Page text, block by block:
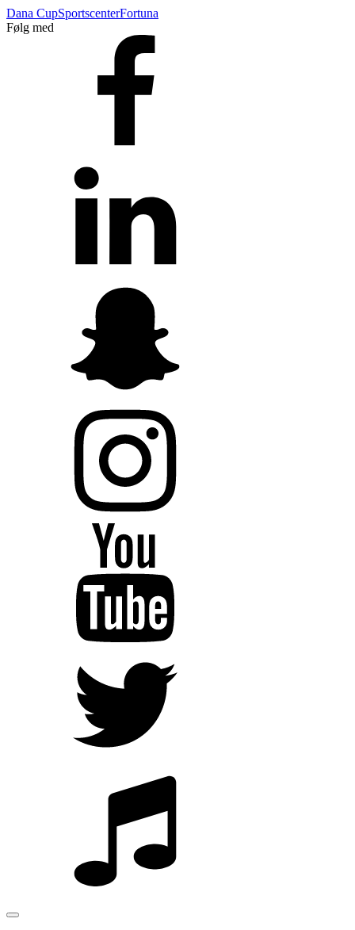
Dana CupSportscenterFortuna
Følg med